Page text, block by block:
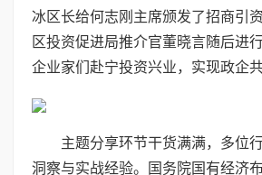
冰区长给何志刚主席颁发了招商引
区投资促进局推介官董晓言随后进
企业家们赴宁投资兴业，实现政企共
主题分享环节干货满满，多位
洞察与实战经验。国务院国有经济